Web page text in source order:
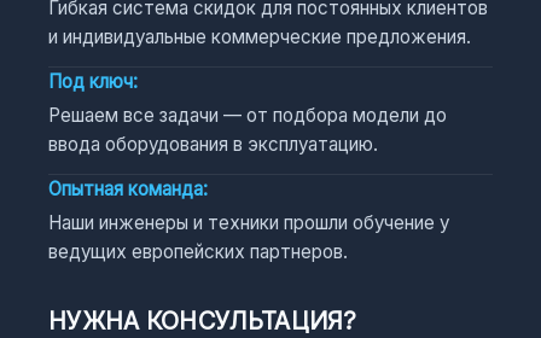
Гибкая система скидок для постоянных клиентов
и индивидуальные коммерческие предложения.
Под ключ:
Решаем все задачи — от подбора модели до
ввода оборудования в эксплуатацию.
Опытная команда:
Наши инженеры и техники прошли обучение у
ведущих европейских партнеров.
НУЖНА КОНСУЛЬТАЦИЯ?